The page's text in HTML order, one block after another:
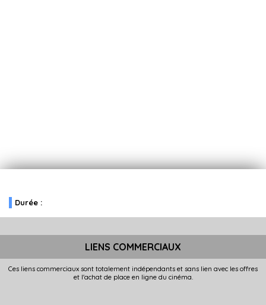
Durée :
LIENS COMMERCIAUX
Ces liens commerciaux sont totalement indépendants et sans lien avec les offres
et l'achat de place en ligne du cinéma.